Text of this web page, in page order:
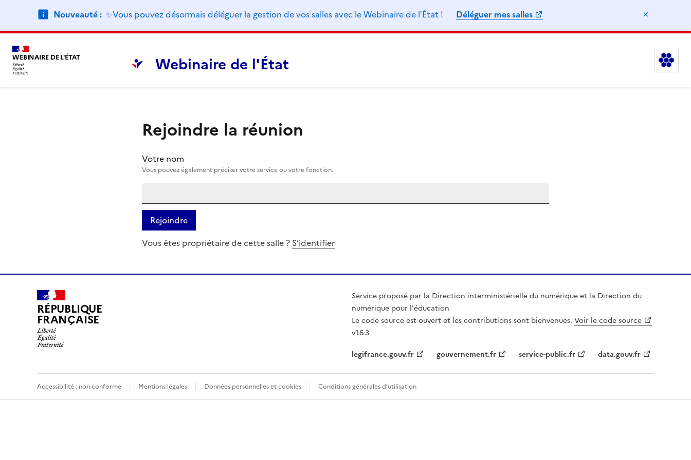
Nouveauté : ✨Vous pouvez désormais déléguer la gestion de vos salles avec le Webinaire de lʼÉtat ! Déléguer mes salles
WEBINAIRE DE L'ÉTAT Webinaire de l'État
Rejoindre la réunion
Votre nom
Vous pouvez également préciser votre service ou votre fonction.
Rejoindre
Vous êtes propriétaire de cette salle ? S’identifier
RÉPUBLIQUE
FRANÇAISE
Service proposé par la Direction interministérielle du numérique et la Direction du
numérique pour l'éducation
Le code source est ouvert et les contributions sont bienvenues. Voir le code source
v1.6.3
legifrance.gouv.fr
gouvernement.fr service-public.fr data.gouv.fr
Accessibilité : non conforme Mentions légales Données personnelles et cookies Conditions générales d’utilisation